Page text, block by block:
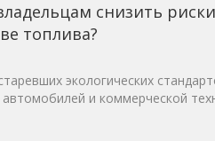
снизить риски
топлива?
экологических
и коммерческой